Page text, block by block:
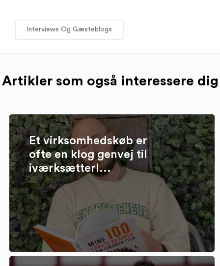
Interviews Og Gæsteblogs
Artikler som også interessere dig
Et virksomhedskøb er
ofte en klog genvej til
iværksætterl...